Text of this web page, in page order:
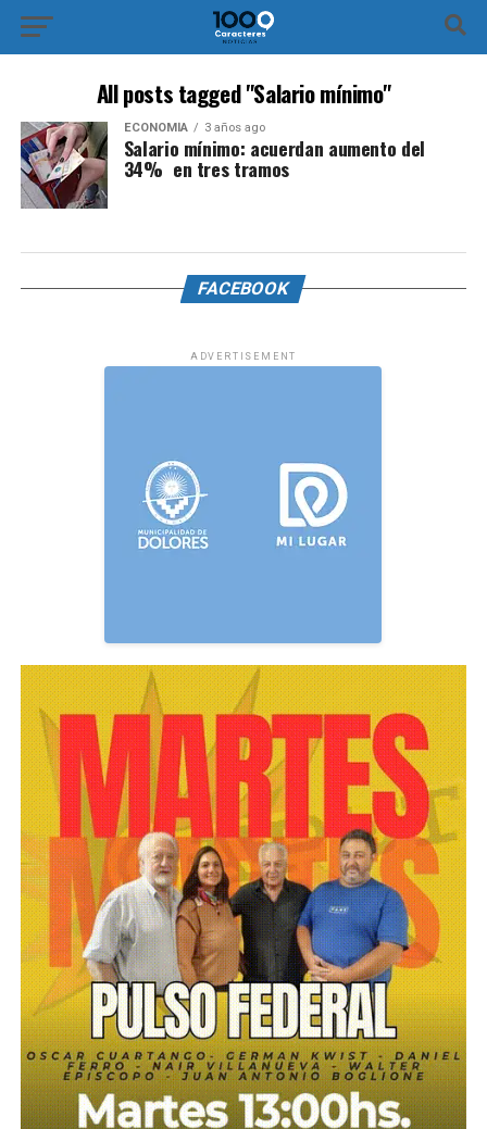
All posts tagged "Salario mínimo"
ECONOMÍA 3 años ago
Salario mínimo: acuerdan aumento del
34% en tres tramos
FACEBOOK
ADVERTISEMENT